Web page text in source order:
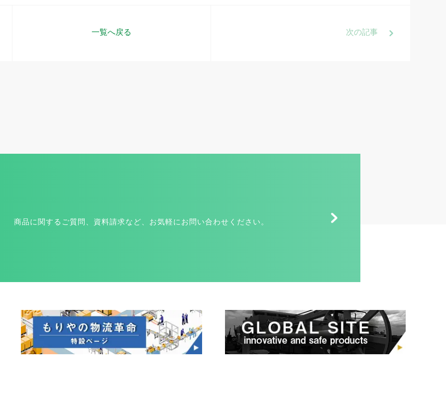
一覧へ戻る 次の記事
商品に関するご質問、資料請求など、お気軽にお問い合わせください。